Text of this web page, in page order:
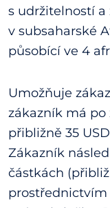
s udržitelností
v subsaharské
působící ve 4
Umožňuje
zákazník má po
přibližně 35
Zákazník
částkách